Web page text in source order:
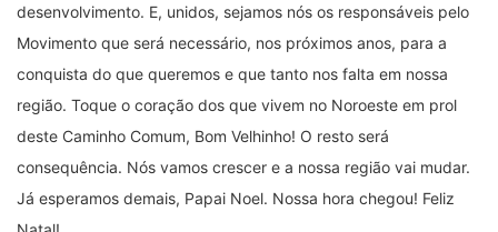
desenvolvimento. E, unidos, sejamos nós os responsáveis pelo
Movimento que será necessário, nos próximos anos, para a
conquista do que queremos e que tanto nos falta em nossa
região. Toque o coração dos que vivem no Noroeste em prol
deste Caminho Comum, Bom Velhinho! O resto será
consequência. Nós vamos crescer e a nossa região vai mudar.
Já esperamos demais, Papai Noel. Nossa hora chegou! Feliz